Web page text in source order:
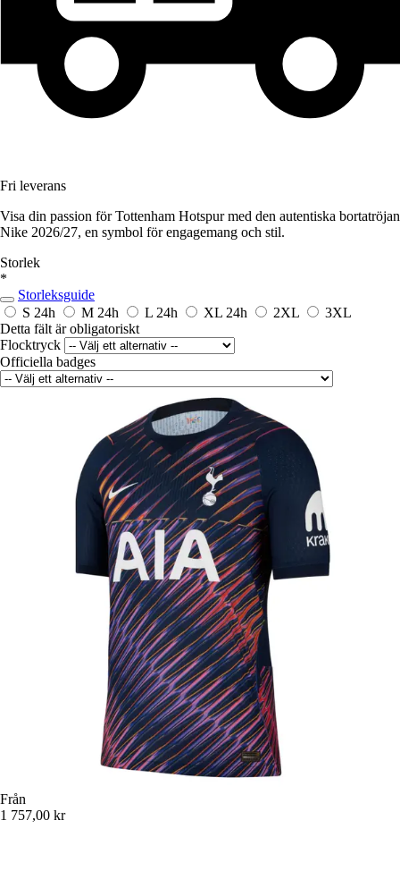
Fri leverans
Visa din passion för Tottenham Hotspur med den autentiska bortatröjan
Nike 2026/27, en symbol för engagemang och stil.
Storlek
*
Storleksguide
S 24h M 24h L 24h XL 24h 2XL
3XL
Detta fält är obligatoriskt
Flocktryck
Officiella badges
Från
1 757,00 kr